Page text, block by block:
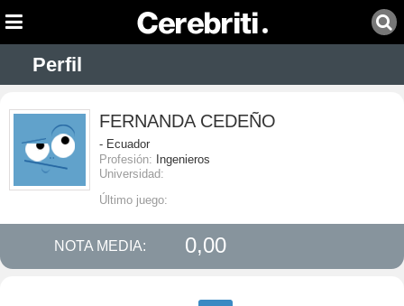
Perfil
FERNANDA CEDEÑO
- Ecuador
Profesión: Ingenieros
Universidad:
Último juego:
NOTA MEDIA: 0,00